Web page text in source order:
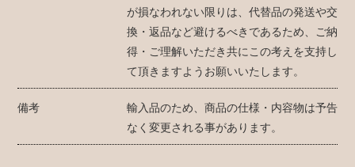
が損なわれない限りは、代替品の発送や交
換・返品など避けるべきであるため、ご納
得・ご理解いただき共にこの考えを支持し
て頂きますようお願いいたします。
備考
輸入品のため、商品の仕様・内容物は予告
なく変更される事があります。